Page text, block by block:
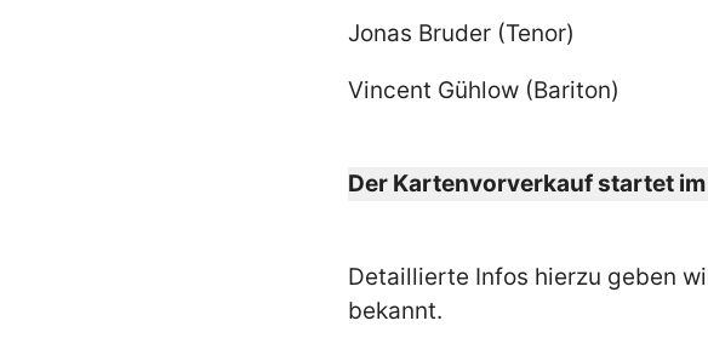
Jonas Bruder (Tenor)
Vincent Gühlow (Bariton)
Der Kartenvorverkauf startet
Detaillierte Infos hierzu geben
bekannt.